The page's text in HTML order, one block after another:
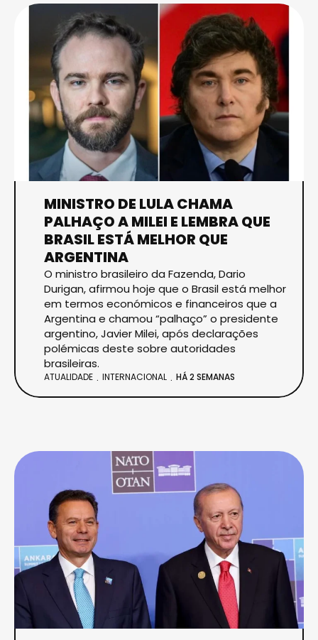
MINISTRO DE LULA CHAMA
PALHAÇO A MILEI E LEMBRA QUE
BRASIL ESTÁ MELHOR QUE
ARGENTINA
O ministro brasileiro da Fazenda, Dario
Durigan, afirmou hoje que o Brasil está melhor
em termos económicos e financeiros que a
Argentina e chamou “palhaço” o presidente
argentino, Javier Milei, após declarações
polémicas deste sobre autoridades
brasileiras.
ATUALIDADE INTERNACIONAL HÁ 2 SEMANAS